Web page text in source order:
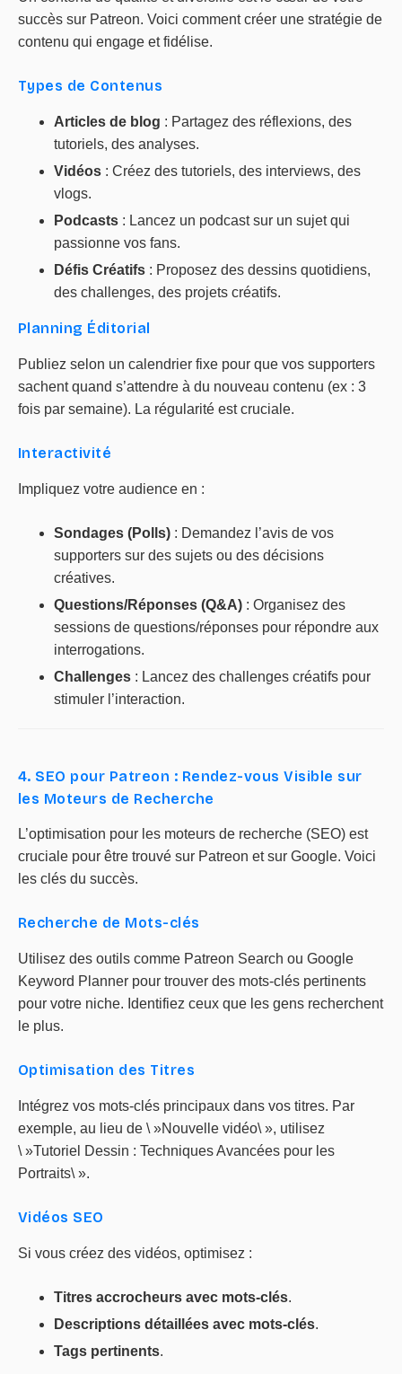
succès sur Patreon. Voici comment créer une stratégie de
contenu qui engage et fidélise.
Types de Contenus
Articles de blog : Partagez des réflexions, des
tutoriels, des analyses.
Vidéos : Créez des tutoriels, des interviews, des
vlogs.
Podcasts : Lancez un podcast sur un sujet qui
passionne vos fans.
Défis Créatifs : Proposez des dessins quotidiens,
des challenges, des projets créatifs.
Planning Éditorial
Publiez selon un calendrier fixe pour que vos supporters
sachent quand s’attendre à du nouveau contenu (ex : 3
fois par semaine). La régularité est cruciale.
Interactivité
Impliquez votre audience en :
Sondages (Polls) : Demandez l’avis de vos
supporters sur des sujets ou des décisions
créatives.
Questions/Réponses (Q&A) : Organisez des
sessions de questions/réponses pour répondre aux
interrogations.
Challenges : Lancez des challenges créatifs pour
stimuler l’interaction.
4. SEO pour Patreon : Rendez-vous Visible sur
les Moteurs de Recherche
L’optimisation pour les moteurs de recherche (SEO) est
cruciale pour être trouvé sur Patreon et sur Google. Voici
les clés du succès.
Recherche de Mots-clés
Utilisez des outils comme Patreon Search ou Google
Keyword Planner pour trouver des mots-clés pertinents
pour votre niche. Identifiez ceux que les gens recherchent
le plus.
Optimisation des Titres
Intégrez vos mots-clés principaux dans vos titres. Par
exemple, au lieu de \ »Nouvelle vidéo\ », utilisez
\ »Tutoriel Dessin : Techniques Avancées pour les
Portraits\ ».
Vidéos SEO
Si vous créez des vidéos, optimisez :
Titres accrocheurs avec mots-clés.
Descriptions détaillées avec mots-clés.
Tags pertinents.